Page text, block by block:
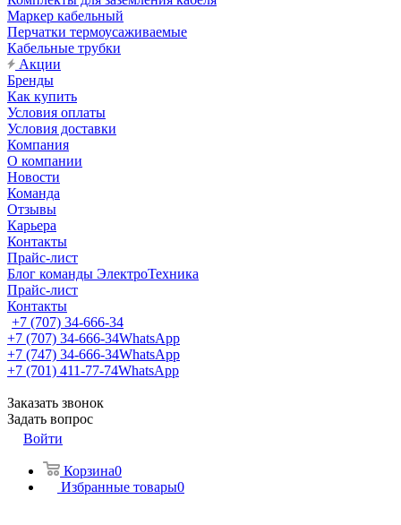
Маркер кабельный
Перчатки термоусаживаемые
Кабельные трубки
Акции
Бренды
Как купить
Условия оплаты
Условия доставки
Компания
О компании
Новости
Команда
Отзывы
Карьера
Контакты
Прайс-лист
Блог команды ЭлектроТехника
Прайс-лист
Контакты
+7 (707) 34-666-34
+7 (707) 34-666-34WhatsApp
+7 (747) 34-666-34WhatsApp
+7 (701) 411-77-74WhatsApp
Заказать звонок
Задать вопрос
Войти
Корзина0
Избранные товары0